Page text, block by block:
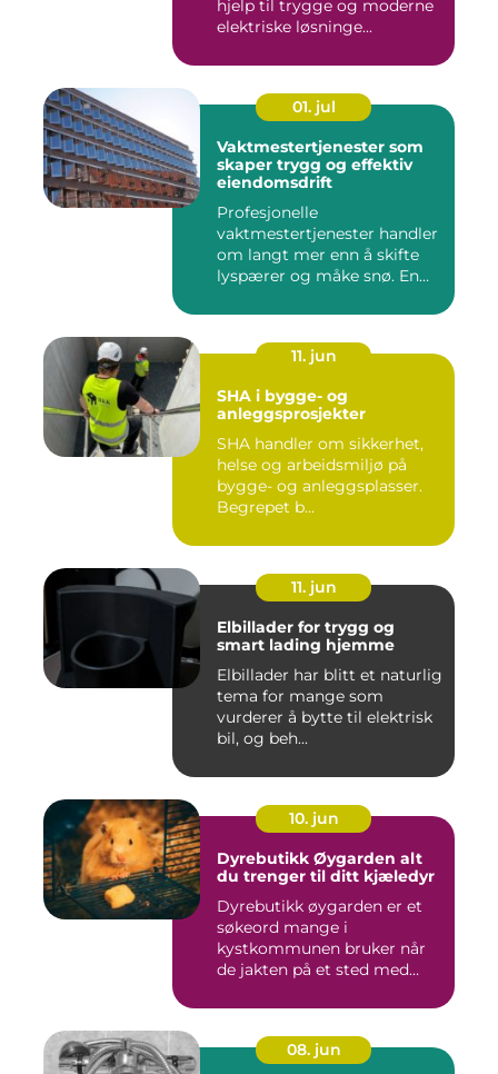
hjelp til trygge og moderne
elektriske løsninge...
01. jul
Vaktmestertjenester som
skaper trygg og effektiv
eiendomsdrift
Profesjonelle
vaktmestertjenester handler
om langt mer enn å skifte
lyspærer og måke snø. En
11. jun
SHA i bygge- og
anleggsprosjekter
SHA handler om sikkerhet,
helse og arbeidsmiljø på
bygge- og anleggsplasser.
Begrepet b...
11. jun
Elbillader for trygg og
smart lading hjemme
Elbillader har blitt et naturlig
tema for mange som
vurderer å bytte til elektrisk
bil, og beh...
10. jun
Dyrebutikk Øygarden alt
du trenger til ditt kjæledyr
Dyrebutikk øygarden er et
søkeord mange i
kystkommunen bruker når
de jakten på et sted med
08. jun